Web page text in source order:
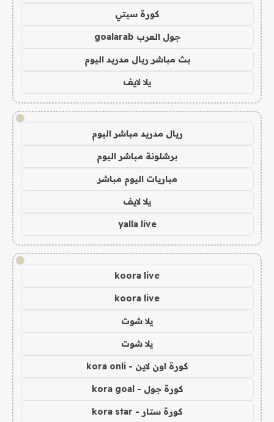
كورة سيتي
جول العرب goalarab
بث مباشر ريال مدريد اليوم
يلا لايف
!
ريال مدريد مباشر اليوم
برشلونة مباشر اليوم
مباريات اليوم مباشر
يلا لايف
yalla live
!
koora live
koora live
يلا شوت
يلا شوت
كورة اون لاين - kora onli
كورة جول - kora goal
كورة ستار - kora star